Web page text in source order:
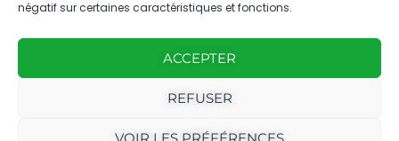
négatif sur certaines caractéristiques et fonctions.
ACCEPTER
REFUSER
VOIR LES PRÉFÉRENCES
Nous contacter
contactBT@bleu-tomate.fr